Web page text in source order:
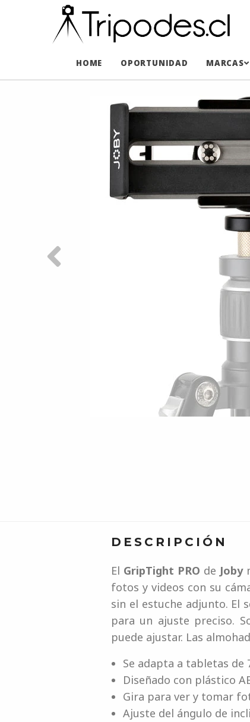
HOME OPORTUNIDAD MARCAS
DESCRIPCIÓN
El GripTight PRO de Joby
fotos y videos con su
sin el estuche adjunto. El
para un ajuste preciso.
puede ajustar. Las
Se adapta a tabletas
Diseñado con plástico
Gira para ver y tomar
Ajuste del ángulo de